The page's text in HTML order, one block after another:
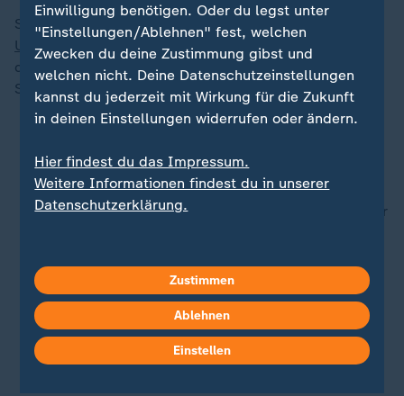
Seit Beginn des russischen Angriffkriegs gegen die
Ukraine
im Februar 2022 wurden bereits mehrere mit
dem Militäreinsatz in Verbindung stehende Russen bei
Sprengstoffanschlägen in Russland getötet.
Kiews Konto gehen
Im April starb General
bei einer
russische ArmeevertreterIgor Kirillow
russischen Hauptstadt bei der Explosion eines
Rollers tödlich getroffen.
Im Oktober 2024 starbAndriy Korotkyy,der von
Russland eingesetzte Sicherheitschef des AKW in
Einwilligung benötigen. Oder du legst unter
"Einstellungen/Ablehnen" fest, welchen
Zwecken du deine Zustimmung gibst und
welchen nicht. Deine Datenschutzeinstellungen
kannst du jederzeit mit Wirkung für die Zukunft
in deinen Einstellungen widerrufen oder ändern.
Hier findest du das Impressum.
Weitere Informationen findest du in unserer
Datenschutzerklärung.
Zustimmen
Ablehnen
Einstellen